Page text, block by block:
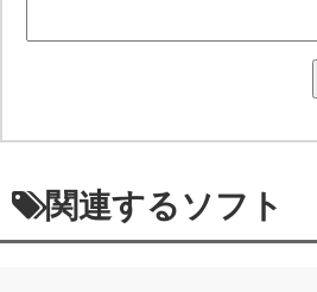
関連するソフト